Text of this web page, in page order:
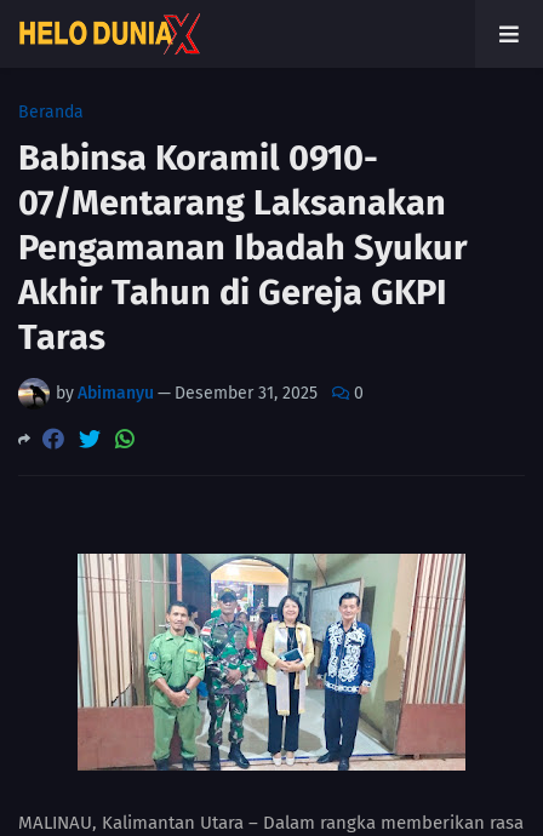
Beranda
Babinsa Koramil 0910-
07/Mentarang Laksanakan
Pengamanan Ibadah Syukur
Akhir Tahun di Gereja GKPI
Taras
byAbimanyu — Desember 31, 2025 0
MALINAU, Kalimantan Utara – Dalam rangka memberikan rasa